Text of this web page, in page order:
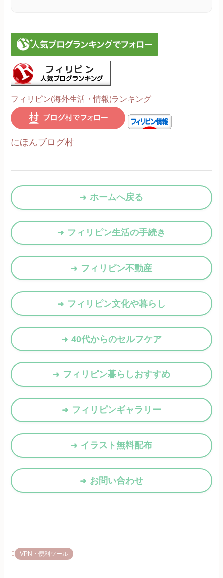
フィリピン(海外生活・情報)ランキング
にほんブログ村
ホームへ戻る
フィリピン生活の手続き
フィリピン不動産
フィリピン文化や暮らし
40代からのセルフケア
フィリピン暮らしおすすめ
フィリピンギャラリー
イラスト無料配布
お問い合わせ
VPN・便利ツール